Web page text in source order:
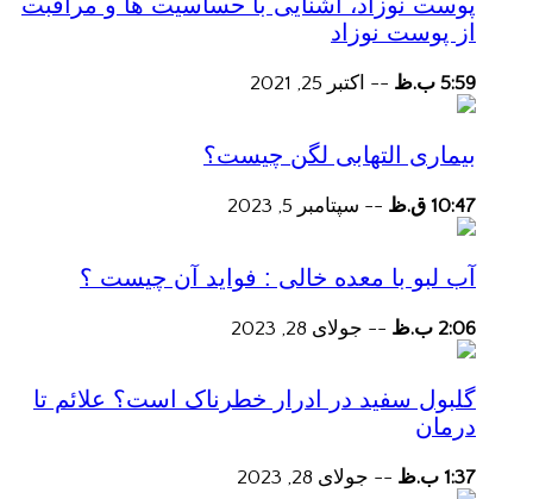
از پوست نوزاد
5:59 ب.ظ -- اکتبر 25, 2021
بیماری التهابی لگن چیست؟
10:47 ق.ظ -- سپتامبر 5, 2023
آب لبو با معده خالی : فواید آن چیست ؟
2:06 ب.ظ -- جولای 28, 2023
گلبول سفید در ادرار خطرناک است؟ علائم تا
درمان
1:37 ب.ظ -- جولای 28, 2023